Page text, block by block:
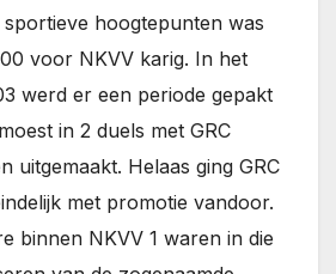
sportieve hoogtepunten was
voor NKVV karig. In het
werd er een periode gepakt
in 2 duels met GRC
uitgemaakt. Helaas ging GRC
met promotie vandoor.
binnen NKVV 1 waren in die